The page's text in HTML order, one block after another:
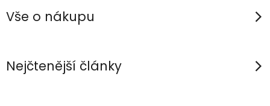
pVše o nákupu
Nejčtenější články